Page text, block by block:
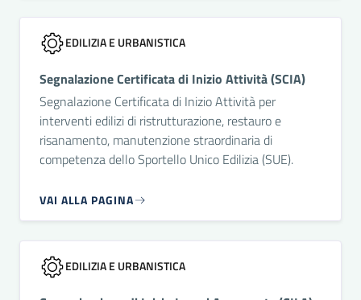
EDILIZIA E URBANISTICA
Segnalazione Certificata di Inizio Attività (SCIA)
Segnalazione Certificata di Inizio Attività per
interventi edilizi di ristrutturazione, restauro e
risanamento, manutenzione straordinaria di
competenza dello Sportello Unico Edilizia (SUE).
VAI ALLA PAGINA
EDILIZIA E URBANISTICA